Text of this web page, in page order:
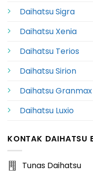
Daihatsu Sigra
Daihatsu Xenia
Daihatsu Terios
Daihatsu Sirion
Daihatsu Granmax
Daihatsu Luxio
KONTAK DAIHATSU
Tunas Daihatsu